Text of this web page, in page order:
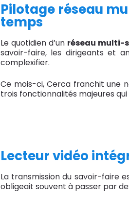
Pilotage réseau
temps
Le quotidien d’un réseau multi-
savoir-faire, les dirigeants et
complexifier.
Ce mois-ci, Cerca franchit une
trois fonctionnalités majeures
Lecteur vidéo
La transmission du savoir-faire
obligeait souvent à passer par